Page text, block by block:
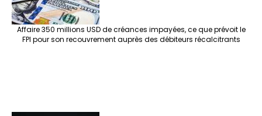
Affaire 350 millions USD de créances impayées, ce que prévoit le
FPI pour son recouvrement auprès des débiteurs récalcitrants